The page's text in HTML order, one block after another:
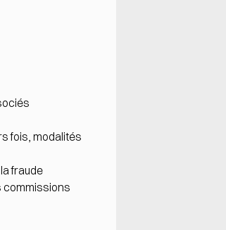
fois, modalités
fraude
commissions